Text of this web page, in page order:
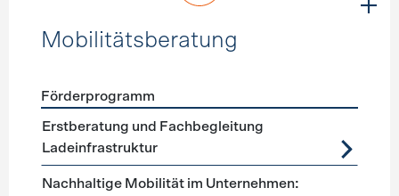
Mobilitätsberatung
Förderprogramme Mobilitätsberatung
Förderprogramm
Erstberatung und Fachbegleitung
Ladeinfrastruktur
Nachhaltige Mobilität im Unternehmen: